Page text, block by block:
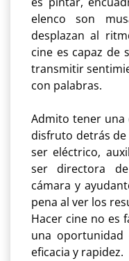
elenco son
desplazan al
cine es capaz de
transmitir
con palabras.
Admito tener una
disfruto detrás de
ser eléctrico,
ser directora
cámara y
pena al ver los
Hacer cine no es
una
eficacia y rapidez.